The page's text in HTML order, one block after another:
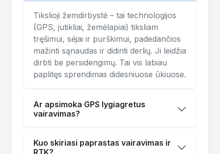
Tikslioji žemdirbystė – tai technologijos
(GPS, jutikliai, žemėlapiai) tiksliam
tręšimui, sėjai ir purškimui, padedančios
mažinti sąnaudas ir didinti derlių. Ji leidžia
dirbti be persidengimų. Tai vis labiau
paplitęs sprendimas didesniuose ūkiuose.
Ar apsimoka GPS lygiagretus
vairavimas?
Kuo skiriasi paprastas vairavimas ir
RTK?